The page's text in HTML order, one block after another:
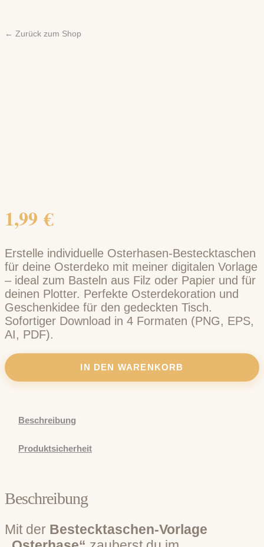
← Zurück zum Shop
1,99€
Erstelle individuelle Osterhasen-Bestecktaschen
für deine Osterdeko mit meiner digitalen Vorlage
– ideal zum Basteln aus Filz oder Papier und für
deinen Plotter. Perfekte Osterdekoration und
Geschenkidee für den gedeckten Tisch.
Sofortiger Download in 4 Formaten (PNG, EPS,
AI, PDF).
IN DEN WARENKORB
Beschreibung
Produktsicherheit
Beschreibung
Mit der Bestecktaschen-Vorlage